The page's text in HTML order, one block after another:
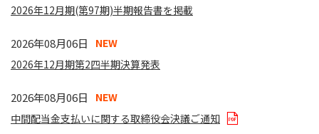
2026年12月期(第97期)半期報告書を掲載
NEW
2026年08月06日
2026年12月期第2四半期決算発表
NEW
2026年08月06日
中間配当金支払いに関する取締役会決議ご通知